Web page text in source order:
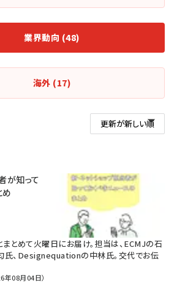
業界動向 (48)
海外 (17)
が知って
め
とめて火曜日にお届け。担当は、ECMJの石
氏、Designequationの中林氏。交代でお伝
年08月04日）